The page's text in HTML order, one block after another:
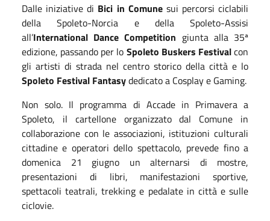
Dalle iniziative di Bici in Comunesui percorsi ciclabili
della Spoleto-Norcia e della Spoleto-Assisi
all’International Dance Competition giunta alla 35ª
edizione, passando per lo Spoleto Buskers Festivalcon
gli artisti di strada nel centro storico della città e lo
Spoleto Festival Fantasydedicato a Cosplay e Gaming.
Non solo. Il programma di Accade in Primavera a
Spoleto, il cartellone organizzato dal Comune in
collaborazione con le associazioni, istituzioni culturali
cittadine e operatori dello spettacolo, prevede fino a
domenica 21 giugno un alternarsi di mostre,
presentazioni di libri, manifestazioni sportive,
spettacoli teatrali, trekking e pedalate in città e sulle
ciclovie.